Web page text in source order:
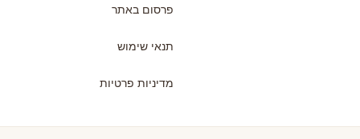
פרסום באתר
תנאי שימוש
מדיניות פרטיות